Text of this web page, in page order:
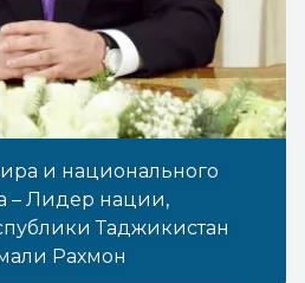
и национального
– Лидер нации,
Таджикистан
Рахмон